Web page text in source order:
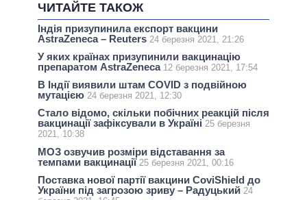
ЧИТАЙТЕ ТАКОЖ
Індія призупинила експорт вакцини
AstraZeneca – Reuters 24 березня 2021, 21:26
У яких країнах призупинили вакцинацію
препаратом AstraZeneca 12 березня 2021, 17:54
В Індії виявили штам COVID з подвійною
мутацією 24 березня 2021, 12:30
Стало відомо, скільки побічних реакцій після
вакцинації зафіксували в Україні 25 березня
2021, 10:38
МОЗ озвучив розміри відставання за
темпами вакцинації 25 березня 2021, 00:16
Поставка нової партії вакцини CoviShield до
України під загрозою зриву – Радуцький 24